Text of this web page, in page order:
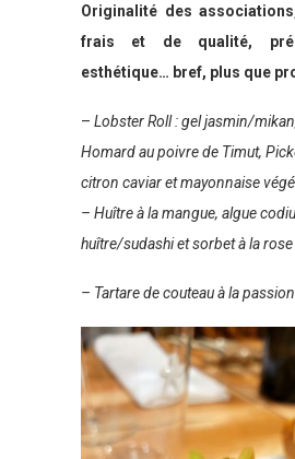
Originalité des
frais et de qualité,
esthétique… bref, plus que
– Lobster Roll : gel jasmin/
Homard au poivre de Timut,
citron caviar et mayonnaise
– Huître à la mangue, algue
huître/sudashi et sorbet à la rose
– Tartare de couteau à la